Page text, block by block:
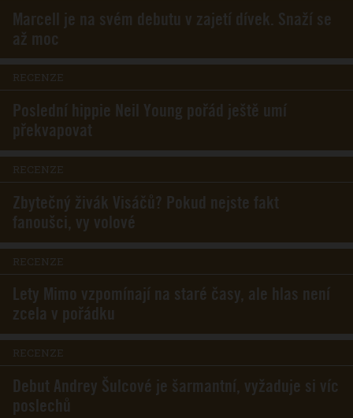
Marcell je na svém debutu v zajetí dívek. Snaží se
až moc
RECENZE
Poslední hippie Neil Young pořád ještě umí
překvapovat
RECENZE
Zbytečný živák Visáčů? Pokud nejste fakt
fanoušci, vy volové
RECENZE
Lety Mimo vzpomínají na staré časy, ale hlas není
zcela v pořádku
RECENZE
Debut Andrey Šulcové je šarmantní, vyžaduje si víc
poslechů